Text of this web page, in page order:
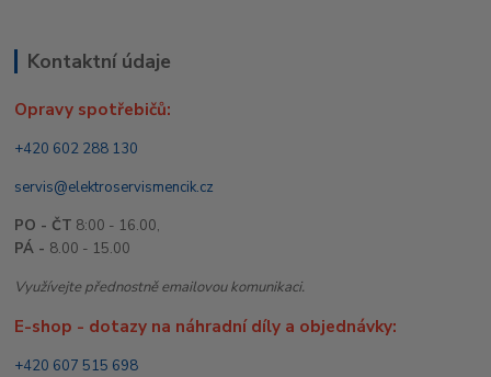
Kontaktní údaje
Opravy spotřebičů:
+420 602 288 130
servis@elektroservismencik.cz
PO - ČT 8:00 - 16.00,
PÁ - 8.00 - 15.00
Využívejte přednostně emailovou komunikaci.
E-shop - dotazy na náhradní díly a objednávky:
+420 607 515 698